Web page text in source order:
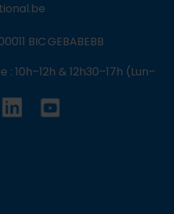
BIC GEBABEBB
10h–12h & 12h30–17h (Lun–